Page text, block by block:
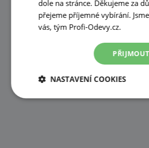
dole na stránce. Děkujeme za
přejeme příjemné vybírání.
vás, tým Profi-Odevy.cz.
NASTAVENÍ COOKIES